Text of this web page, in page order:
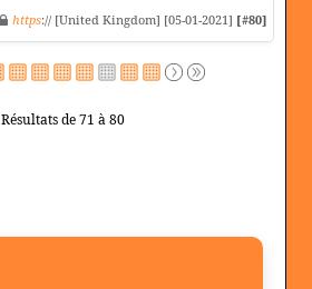
https:// [United Kingdom] [05-01-2021] [#80]
Résultats de 71 à 80